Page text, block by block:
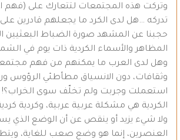
وتركت هذه المجتمعات لتتعارك على (فهم
تدركه …هل لدى الكرد ما يجعلهم قادرين على
حجبنا عن المشهد صورة الضباط البعثيين
المظاهر والأسماء الكردية ذات يوم في
وهل لدى العرب ما يمكنهم من فهم
وثقافات، دون الانسياق مطأطئي الرؤوس
استعملت وجربت ولم تخلّف سوى الخراب؟!
الكردية هي مشكلة عربية عربية، وكردية
ولا شيء يزيد أو ينقص عن أن الوضع الذي
العنصرين، إنما هو وضع صعب للغاية،